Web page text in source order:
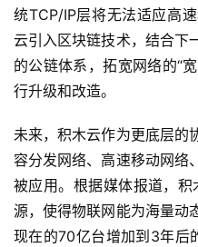
统TCP/IP层将无法适应高
云引入区块链技术，结合下
的公链体系，拓宽网络的“
行升级和改造。
未来，积木云作为更底层的
容分发网络、高速移动网络
被应用。根据媒体报道，
源，使得物联网能为海量动
现在的70亿台增加到3年后